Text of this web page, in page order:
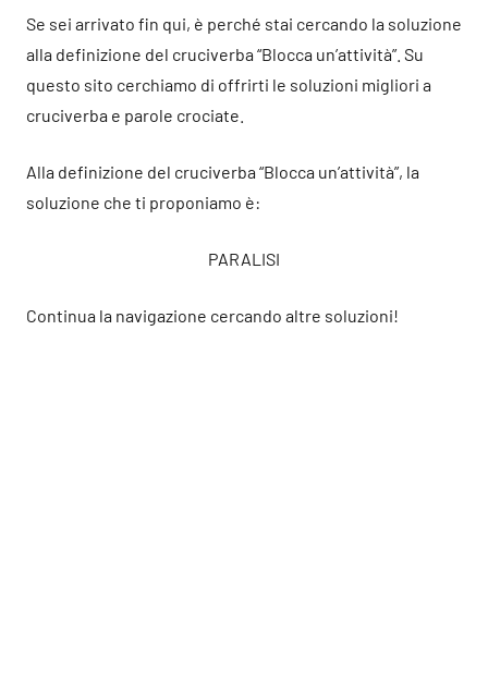
Se sei arrivato fin qui, è perché stai cercando la soluzione
alla definizione del cruciverba “Blocca un’attività”. Su
questo sito cerchiamo di offrirti le soluzioni migliori a
cruciverba e parole crociate.
Alla definizione del cruciverba “Blocca un’attività”, la
soluzione che ti proponiamo è:
PARALISI
Continua la navigazione cercando altre soluzioni!